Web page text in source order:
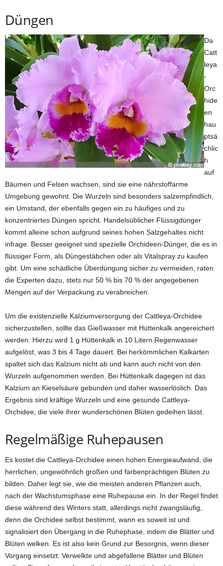
Düngen
Da
Catt
leya
-
Orc
hide
en
hau
ptsä
chlic
h
auf
Bäumen und Felsen wachsen, sind sie eine nährstoffarme
Umgebung gewohnt. Die Wurzeln sind besonders salzempfindlich,
ein Umstand, der ebenfalls gegen ein zu häufiges und zu
konzentriertes Düngen spricht. Handelsüblicher Flüssigdünger
kommt alleine schon aufgrund seines hohen Salzgehaltes nicht
infrage. Besser geeignet sind spezielle Orchideen-Dünger, die es in
flüssiger Form, als Düngestäbchen oder als Vitalspray zu kaufen
gibt. Um eine schädliche Überdüngung sicher zu vermeiden, raten
die Experten dazu, stets nur 50 % bis 70 % der angegebenen
Mengen auf der Verpackung zu verabreichen.
Um die existenzielle Kalziumversorgung der Cattleya-Orchidee
sicherzustellen, sollte das Gießwasser mit Hüttenkalk angereichert
werden. Hierzu wird 1 g Hüttenkalk in 10 Litern Regenwasser
aufgelöst, was 3 bis 4 Tage dauert. Bei herkömmlichen Kalkarten
spaltet sich das Kalzium nicht ab und kann auch nicht von den
Wurzeln aufgenommen werden. Bei Hüttenkalk dagegen ist das
Kalzium an Kieselsäure gebunden und daher wasserlöslich. Das
Ergebnis sind kräftige Wurzeln und eine gesunde Cattleya-
Orchidee, die viele ihrer wunderschönen Blüten gedeihen lässt.
Regelmäßige Ruhepausen
Es kostet die Cattleya-Orchidee einen hohen Energieaufwand, die
herrlichen, ungewöhnlich großen und farbenprächtigen Blüten zu
bilden. Daher legt sie, wie die meisten anderen Pflanzen auch,
nach der Wachstumsphase eine Ruhepause ein. In der Regel findet
diese während des Winters statt, allerdings nicht zwangsläufig,
denn die Orchidee selbst bestimmt, wann es soweit ist und
signalisiert den Übergang in die Ruhephase, indem die Blätter und
Blüten welken. Es ist also kein Grund zur Besorgnis, wenn dieser
Vorgang einsetzt. Verwelkte und abgefallene Blätter und Blüten